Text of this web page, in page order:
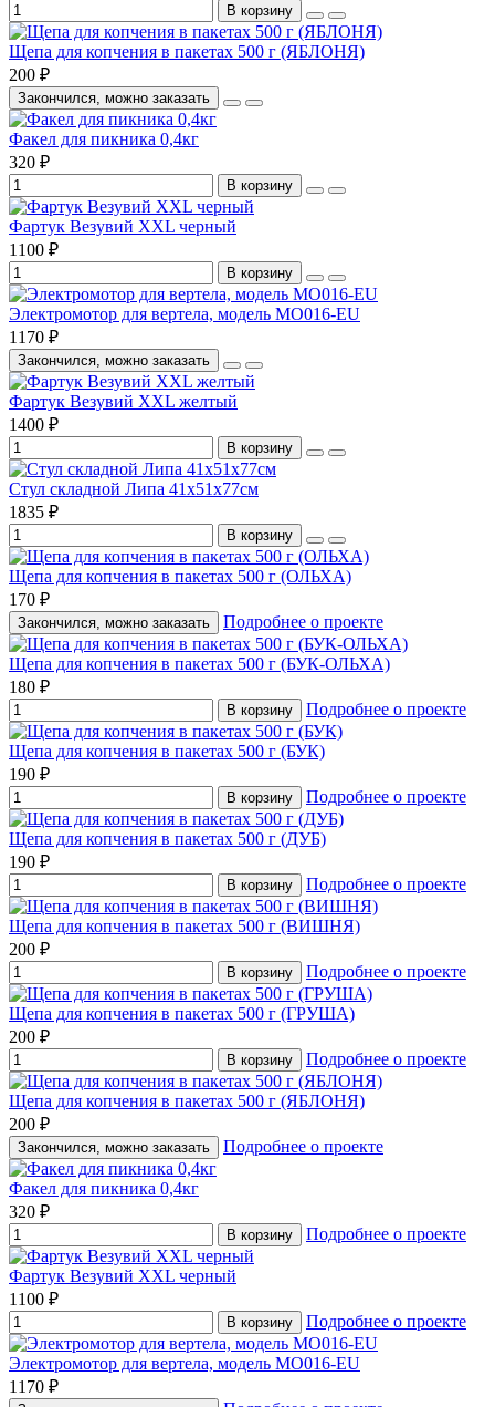
В корзину
Щепа для копчения в пакетах 500 г (ЯБЛОНЯ)
200 ₽
Закончился, можно заказать
Факел для пикника 0,4кг
320 ₽
В корзину
Фартук Везувий XXL черный
1100 ₽
В корзину
Электромотор для вертела, модель MO016-EU
1170 ₽
Закончился, можно заказать
Фартук Везувий XXL желтый
1400 ₽
В корзину
Стул складной Липа 41х51х77см
1835 ₽
В корзину
Щепа для копчения в пакетах 500 г (ОЛЬХА)
170 ₽
Закончился, можно заказать Подробнее о проекте
Щепа для копчения в пакетах 500 г (БУК-ОЛЬХА)
180 ₽
В корзину Подробнее о проекте
Щепа для копчения в пакетах 500 г (БУК)
190 ₽
В корзину Подробнее о проекте
Щепа для копчения в пакетах 500 г (ДУБ)
190 ₽
В корзину Подробнее о проекте
Щепа для копчения в пакетах 500 г (ВИШНЯ)
200 ₽
В корзину Подробнее о проекте
Щепа для копчения в пакетах 500 г (ГРУША)
200 ₽
В корзину Подробнее о проекте
Щепа для копчения в пакетах 500 г (ЯБЛОНЯ)
200 ₽
Закончился, можно заказать Подробнее о проекте
Факел для пикника 0,4кг
320 ₽
В корзину Подробнее о проекте
Фартук Везувий XXL черный
1100 ₽
В корзину Подробнее о проекте
Электромотор для вертела, модель MO016-EU
1170 ₽